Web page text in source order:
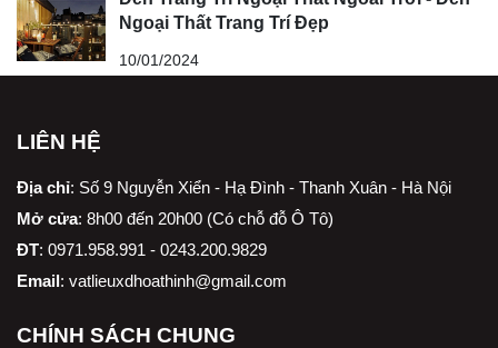
Ngoại Thất Trang Trí Đẹp
10/01/2024
LIÊN HỆ
Địa chỉ: Số 9 Nguyễn Xiển - Hạ Đình - Thanh Xuân - Hà Nội
Mở cửa: 8h00 đến 20h00 (Có chỗ đỗ Ô Tô)
ĐT: 0971.958.991 - 0243.200.9829
Email: vatlieuxdhoathinh@gmail.com
CHÍNH SÁCH CHUNG